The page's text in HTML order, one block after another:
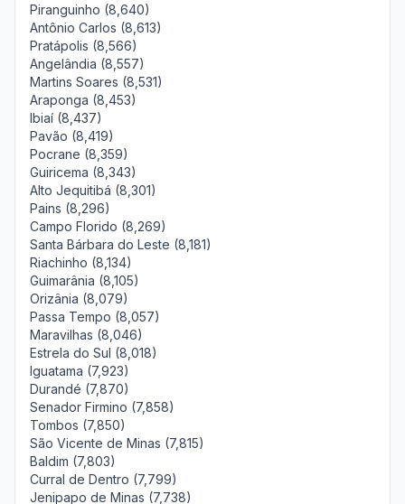
Piranguinho (8,640)
Antônio Carlos (8,613)
Pratápolis (8,566)
Angelândia (8,557)
Martins Soares (8,531)
Araponga (8,453)
Ibiaí (8,437)
Pavão (8,419)
Pocrane (8,359)
Guiricema (8,343)
Alto Jequitibá (8,301)
Pains (8,296)
Campo Florido (8,269)
Santa Bárbara do Leste (8,181)
Riachinho (8,134)
Guimarânia (8,105)
Orizânia (8,079)
Passa Tempo (8,057)
Maravilhas (8,046)
Estrela do Sul (8,018)
Iguatama (7,923)
Durandé (7,870)
Senador Firmino (7,858)
Tombos (7,850)
São Vicente de Minas (7,815)
Baldim (7,803)
Curral de Dentro (7,799)
Jenipapo de Minas (7,738)